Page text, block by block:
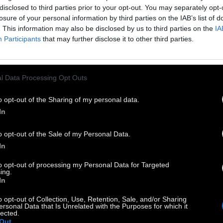
to third parties prior to your opt-out. You may separately
of your personal information by third parties on the IAB’s list of
This information may also be disclosed by us to third parties on the
Participants that may further disclose it to other third parties.
Data Processing Opt Outs
opt-out of the Sharing of my personal data.
opt-out of the Sale of my Personal Data.
opt-out of processing my Personal Data for Targeted
opt-out of Collection, Use, Retention, Sale, and/or Sharing
Data that Is Unrelated with the Purposes for which it
τις κενές και σκισμένες σελίδες της
του ημερολογίου που
κρατήσει ο Καβάφης όταν ο ίδιος και η
για την Κωνσταντινούπολη.
στον θεατή στην παράσταση,
είναι ένας συγκερασμός
αφήγησης, ηχητικής εγκατάστασης και
στο φεστιβάλ Archive of Desire του Ιδρύματος
στη Νέα Υόρκη, που ήταν αφιερωμένο στα